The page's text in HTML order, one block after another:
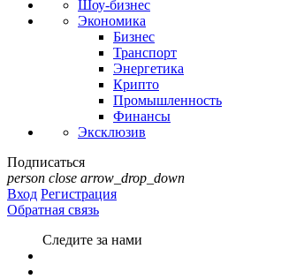
Шоу-бизнес
Экономика
Бизнес
Транспорт
Энергетика
Крипто
Промышленность
Финансы
Эксклюзив
Подписаться
person close arrow_drop_down
Вход Регистрация
Обратная связь
Следите за нами